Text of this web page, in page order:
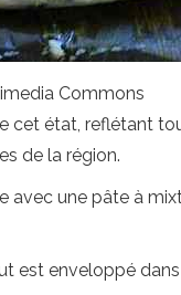
Commons
état, reflétant
de la région.
une pâte à
est enveloppé